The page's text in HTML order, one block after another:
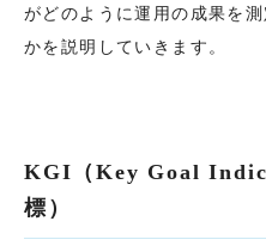
がどのように運用の成果を
かを説明していきます。
KGI（Key Goal
標）